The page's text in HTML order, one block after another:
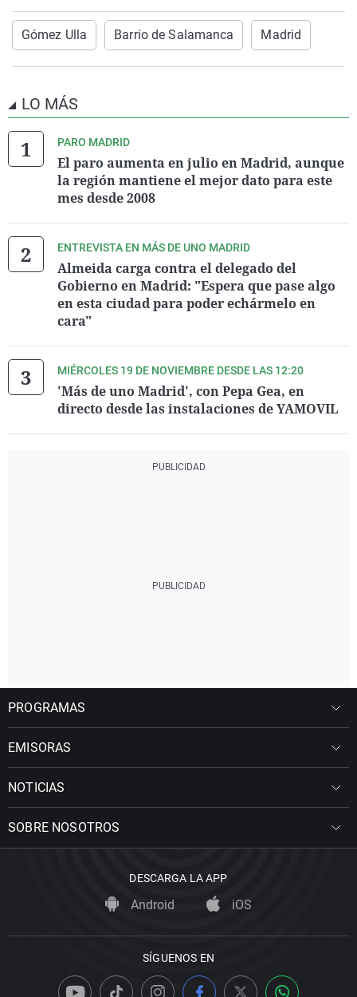
Gómez Ulla Barrio de Salamanca Madrid
LO MÁS
PARO MADRID
El paro aumenta en julio en Madrid, aunque
la región mantiene el mejor dato para este
mes desde 2008
ENTREVISTA EN MÁS DE UNO MADRID
Almeida carga contra el delegado del
Gobierno en Madrid: "Espera que pase algo
en esta ciudad para poder echármelo en
cara"
MIÉRCOLES 19 DE NOVIEMBRE DESDE LAS 12:20
'Más de uno Madrid', con Pepa Gea, en
directo desde las instalaciones de YAMOVIL
PROGRAMAS
EMISORAS
NOTICIAS
SOBRE NOSOTROS
DESCARGA LA APP
Android iOS
SÍGUENOS EN